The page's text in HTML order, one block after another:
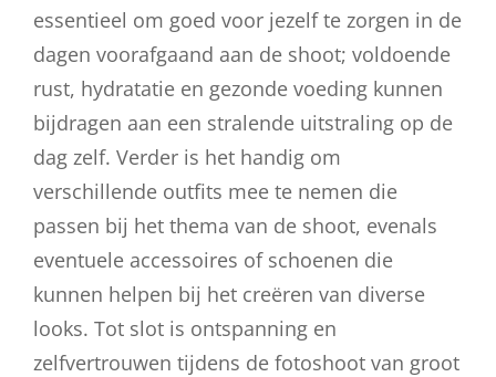
essentieel om goed voor jezelf te zorgen in de
dagen voorafgaand aan de shoot; voldoende
rust, hydratatie en gezonde voeding kunnen
bijdragen aan een stralende uitstraling op de
dag zelf. Verder is het handig om
verschillende outfits mee te nemen die
passen bij het thema van de shoot, evenals
eventuele accessoires of schoenen die
kunnen helpen bij het creëren van diverse
looks. Tot slot is ontspanning en
zelfvertrouwen tijdens de fotoshoot van groot